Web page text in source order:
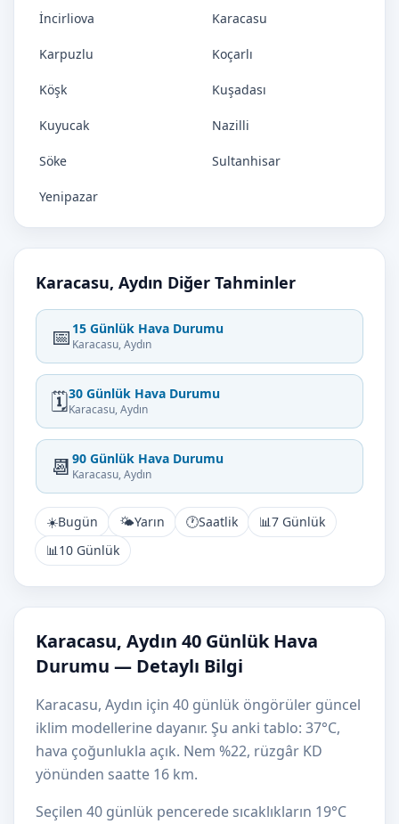
İncirliova Karacasu
Karpuzlu Koçarlı
Köşk Kuşadası
Kuyucak Nazilli
Söke Sultanhisar
Yenipazar
Karacasu, Aydın Diğer Tahminler
📅 15 Günlük Hava Durumu
Karacasu, Aydın
🗓️30 Günlük Hava Durumu
Karacasu, Aydın
📆 90 Günlük Hava Durumu
Karacasu, Aydın
☀️Bugün 🌤️Yarın 🕐Saatlik 📊7 Günlük
📊10 Günlük
Karacasu, Aydın 40 Günlük Hava
Durumu — Detaylı Bilgi
Karacasu, Aydın için 40 günlük öngörüler güncel
iklim modellerine dayanır. Şu anki tablo: 37°C,
hava çoğunlukla açık. Nem %22, rüzgâr KD
yönünden saatte 16 km.
Seçilen 40 günlük pencerede sıcaklıkların 19°C